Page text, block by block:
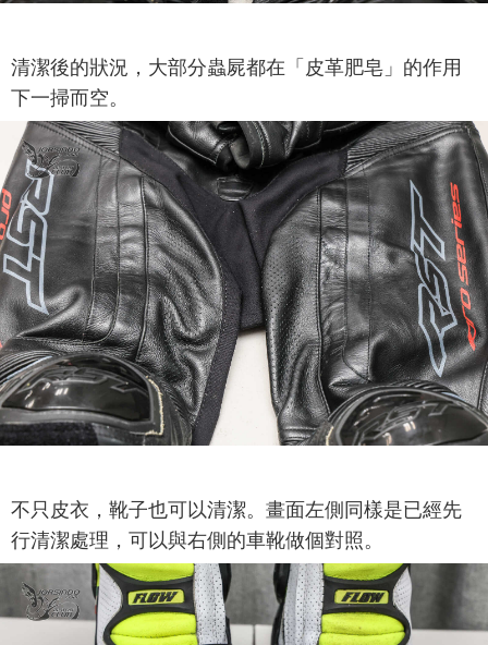
清潔後的狀況，大部分蟲屍都在「皮革肥皂」的作用
下一掃而空。
不只皮衣，靴子也可以清潔。畫面左側同樣是已經先
行清潔處理，可以與右側的車靴做個對照。